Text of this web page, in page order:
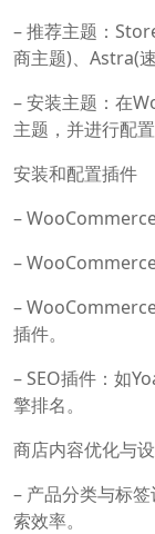
– 推荐主题：
商主题)、Astra(
– 安装主题：在
主题，并进行配置
安装和配置插件
–
–
–
插件。
– SEO插件：如
擎排名。
商店内容优化与
– 产品分类与标
索效率。